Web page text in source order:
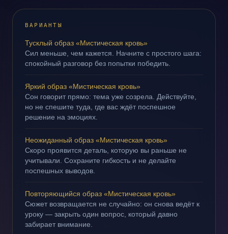
ВАРИАНТЫ
Тусклый образ «Мистическая кровь»
Сил меньше, чем кажется. Начните с простого шага:
спокойный разговор без попытки победить.
Яркий образ «Мистическая кровь»
Сон говорит прямо: тема уже созрела. Действуйте,
но не спешите туда, где вас ждёт поспешное
решение на эмоциях.
Неожиданный образ «Мистическая кровь»
Скоро проявится деталь, которую вы раньше не
учитывали. Сохраните гибкость и не делайте
поспешных выводов.
Повторяющийся образ «Мистическая кровь»
Сюжет возвращается не случайно: он снова ведёт к
уроку — закрыть один вопрос, который давно
забирает внимание.